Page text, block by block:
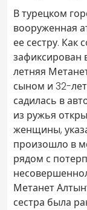
В турецком
вооруженная
ее сестру. Как
зафиксирован
летняя
сыном и 32-
садилась в
из ружья
женщины,
произошло в
рядом с
Метанет
сестра была